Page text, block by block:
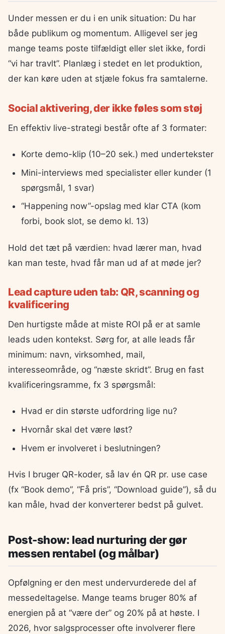
Under messen er du i en unik situation: Du har
både publikum og momentum. Alligevel ser jeg
mange teams poste tilfældigt eller slet ikke, fordi
“vi har travlt”. Planlæg i stedet en let produktion,
der kan køre uden at stjæle fokus fra samtalerne.
Social aktivering, der ikke føles som støj
En effektiv live-strategi består ofte af 3 formater:
Korte demo-klip (10–20 sek.) med undertekster
Mini-interviews med specialister eller kunder (1
spørgsmål, 1 svar)
“Happening now”-opslag med klar CTA (kom
forbi, book slot, se demo kl. 13)
Hold det tæt på værdien: hvad lærer man, hvad
kan man teste, hvad får man ud af at møde jer?
Lead capture uden tab: QR, scanning og
kvalificering
Den hurtigste måde at miste ROI på er at samle
leads uden kontekst. Sørg for, at alle leads får
minimum: navn, virksomhed, mail,
interesseområde, og “næste skridt”. Brug en fast
kvalificeringsramme, fx 3 spørgsmål:
Hvad er din største udfordring lige nu?
Hvornår skal det være løst?
Hvem er involveret i beslutningen?
Hvis I bruger QR-koder, så lav én QR pr. use case
(fx “Book demo”, “Få pris”, “Download guide”), så du
kan måle, hvad der konverterer bedst på gulvet.
Post-show: lead nurturing der gør
messen rentabel (og målbar)
Opfølgning er den mest undervurderede del af
messedeltagelse. Mange teams bruger 80% af
energien på at “være der” og 20% på at høste. I
2026, hvor salgsprocesser ofte involverer flere